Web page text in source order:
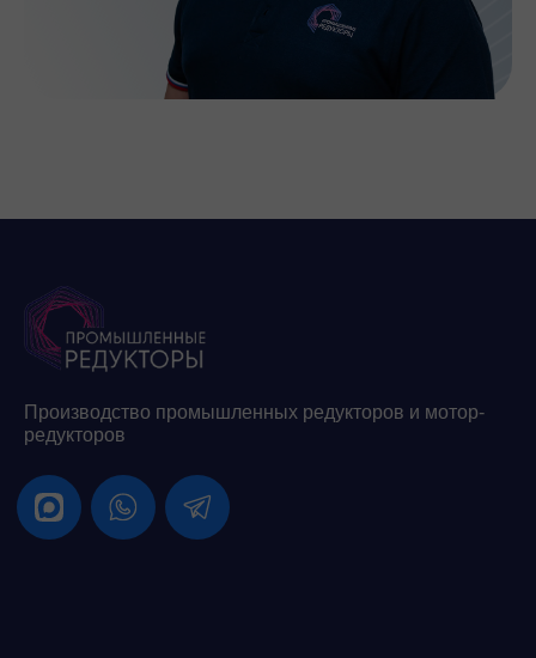
Производство промышленных редукторов и мотор-
редукторов